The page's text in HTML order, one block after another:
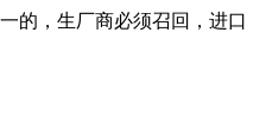
的，生厂商必须召回，进口